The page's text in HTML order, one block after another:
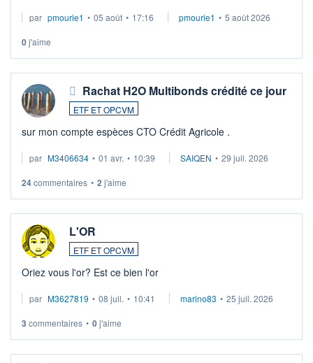
par pmourie1 • 05 août • 17:16 pmourie1 • 5 août 2026
0j'aime
Rachat H2O Multibonds crédité ce jour
ETF ET OPCVM
sur mon compte espèces CTO Crédit Agricole .
par M3406634 • 01 avr. • 10:39 SAIQEN • 29 juil. 2026
24commentaires • 2 j'aime
L'OR
ETF ET OPCVM
Oriez vous l'or? Est ce bien l'or
par M3627819 • 08 juil. • 10:41 marino83 • 25 juil. 2026
3 commentaires • 0j'aime